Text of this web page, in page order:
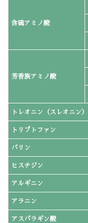
含硫アミノ酸
芳香族アミノ酸
トレオニン（スレオニン）
トリプトファン
バリン
ヒスチジン
アルギニン
アラニン
アスパラギン酸